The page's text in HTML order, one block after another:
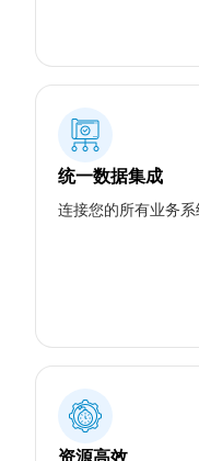
统一数据集成
连接您的所有业务系
资源高效